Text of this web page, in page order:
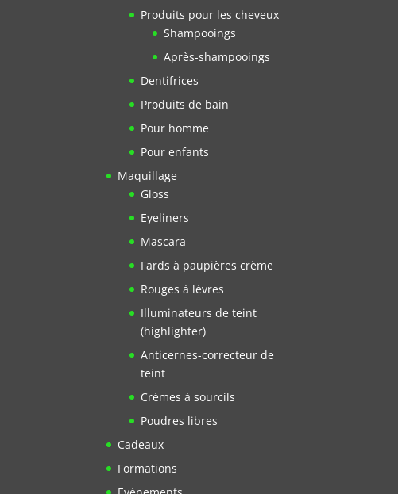
Produits pour les cheveux
Shampooings
Après-shampooings
Dentifrices
Produits de bain
Pour homme
Pour enfants
Maquillage
Gloss
Eyeliners
Mascara
Fards à paupières crème
Rouges à lèvres
Illuminateurs de teint
(highlighter)
Anticernes-correcteur de
teint
Crèmes à sourcils
Poudres libres
Cadeaux
Formations